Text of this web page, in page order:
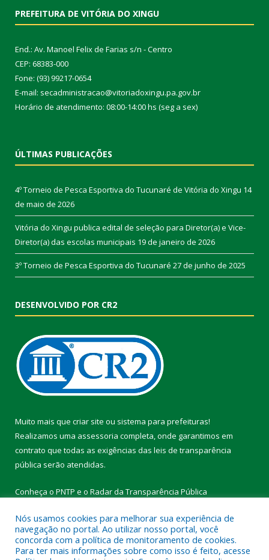
PREFEITURA DE VITÓRIA DO XINGU
End.: Av. Manoel Felix de Farias s/n - Centro
CEP: 68383-000
Fone: (93) 99217-0654
E-mail: secadministracao@vitoriadoxingu.pa.gov.br
Horário de atendimento: 08:00-14:00 hs (seg a sex)
ÚLTIMAS PUBLICAÇÕES
4º Torneio de Pesca Esportiva do Tucunaré de Vitória do Xingu 14
de maio de 2026
Vitória do Xingu publica edital de seleção para Diretor(a) e Vice-
Diretor(a) das escolas municipais 19 de janeiro de 2026
3º Torneio de Pesca Esportiva do Tucunaré 27 de junho de 2025
DESENVOLVIDO POR CR2
Muito mais que criar site ou sistema para prefeituras!
Realizamos uma assessoria completa, onde garantimos em
contrato que todas as exigências das leis de transparência
pública serão atendidas.
Conheça o PNTP e o Radar da Transparência Pública
Todos os direitos reservados a Prefeitura Municipal de Vitória do
Nós usamos cookies para melhorar sua experiência de
navegação no portal. Ao utilizar nosso portal, você
concorda com a política de monitoramento de cookies.
Para ter mais informações sobre como isso é feito, acesse